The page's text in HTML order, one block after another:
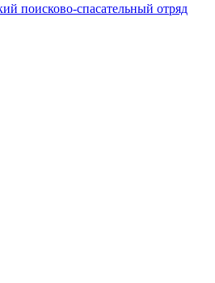
поисково-спасательный отряд